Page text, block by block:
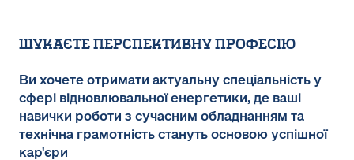
ШУКАЄТЕ ПЕРСПЕКТИВНУ ПРОФЕСІЮ
Ви хочете отримати актуальну спеціальність у
сфері відновлювальної енергетики, де ваші
навички роботи з сучасним обладнанням та
технічна грамотність стануть основою успішної
кар'єри